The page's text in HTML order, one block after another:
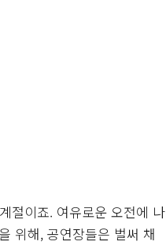
절이죠. 여유로운 오전에 나
위해, 공연장들은 벌써 채